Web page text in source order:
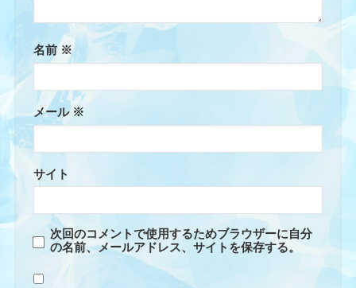
名前 ※
メール ※
サイト
次回のコメントで使用するためブラウザーに自分
の名前、メールアドレス、サイトを保存する。